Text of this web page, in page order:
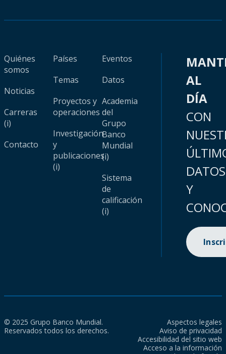
Quiénes
somos
Noticias
Carreras
(i)
Contacto
Países
Temas
Proyectos y
operaciones
Investigación
y
publicaciones
(i)
Eventos
Datos
Academia
del
Grupo
Banco
Mundial
(i)
Sistema
de
calificación
(i)
AL
DÍA
CON
DATOS
Y
© 2025 Grupo Banco Mundial.
Reservados todos los derechos.
Aspectos legales
Aviso de privacidad
Accesibilidad del sitio web
Acceso a la información